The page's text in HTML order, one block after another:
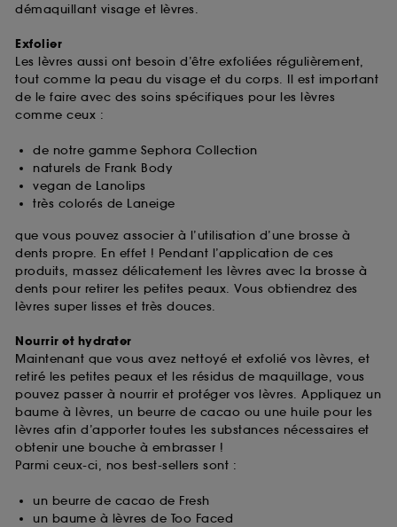
démaquillant visage et lèvres.
Exfolier
Les lèvres aussi ont besoin d’être exfoliées régulièrement,
tout comme la peau du visage et du corps. Il est important
de le faire avec des soins spécifiques pour les lèvres
comme ceux :
de notre gamme Sephora Collection
naturels de Frank Body
vegan de Lanolips
très colorés de Laneige
que vous pouvez associer à l’utilisation d’une brosse à
dents propre. En effet ! Pendant l’application de ces
produits, massez délicatement les lèvres avec la brosse à
dents pour retirer les petites peaux. Vous obtiendrez des
lèvres super lisses et très douces.
Nourrir et hydrater
Maintenant que vous avez nettoyé et exfolié vos lèvres, et
retiré les petites peaux et les résidus de maquillage, vous
pouvez passer à nourrir et protéger vos lèvres. Appliquez un
baume à lèvres, un beurre de cacao ou une huile pour les
lèvres afin d’apporter toutes les substances nécessaires et
obtenir une bouche à embrasser !
Parmi ceux-ci, nos best-sellers sont :
un beurre de cacao de Fresh
un baume à lèvres de Too Faced